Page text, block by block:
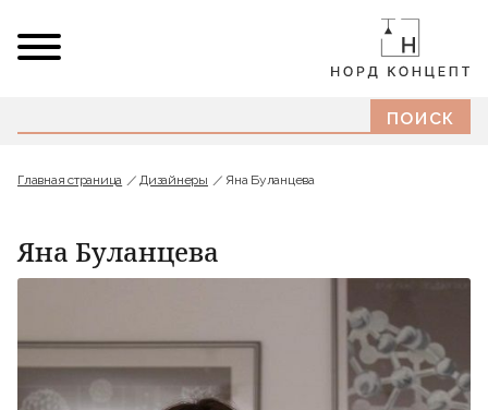
Главная страница Дизайнеры Яна Буланцева
Яна Буланцева